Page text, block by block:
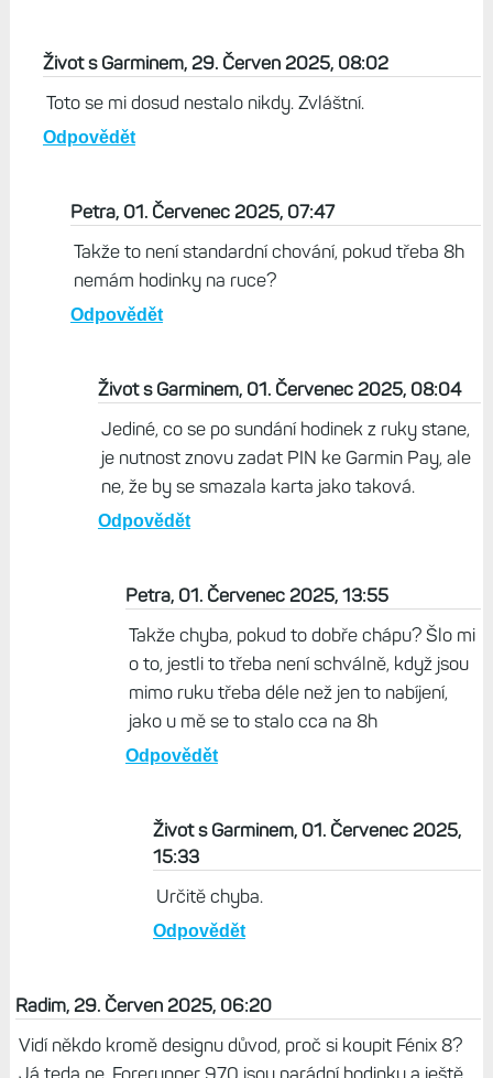
Život s Garminem, 29. Červen 2025, 08:02
Toto se mi dosud nestalo nikdy. Zvláštní.
Odpovědět
Petra, 01. Červenec 2025, 07:47
Takže to není standardní chování, pokud třeba 8h
nemám hodinky na ruce?
Odpovědět
Život s Garminem, 01. Červenec 2025, 08:04
Jediné, co se po sundání hodinek z ruky stane,
je nutnost znovu zadat PIN ke Garmin Pay, ale
ne, že by se smazala karta jako taková.
Odpovědět
Petra, 01. Červenec 2025, 13:55
Takže chyba, pokud to dobře chápu? Šlo mi
o to, jestli to třeba není schválně, když jsou
mimo ruku třeba déle než jen to nabíjení,
jako u mě se to stalo cca na 8h
Odpovědět
Život s Garminem, 01. Červenec 2025,
15:33
Určitě chyba.
Odpovědět
Radim, 29. Červen 2025, 06:20
Vidí někdo kromě designu důvod, proč si koupit Fénix 8?